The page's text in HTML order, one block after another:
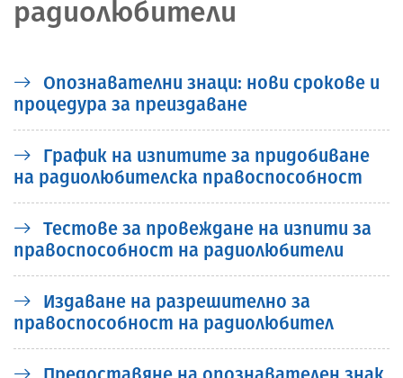
радиолюбители
Опознавателни знаци: нови срокове и
процедура за преиздаване
График на изпитите за придобиване
на радиолюбителска правоспособност
Тестове за провеждане на изпити за
правоспособност на радиолюбители
Издаване на разрешително за
правоспособност на радиолюбител